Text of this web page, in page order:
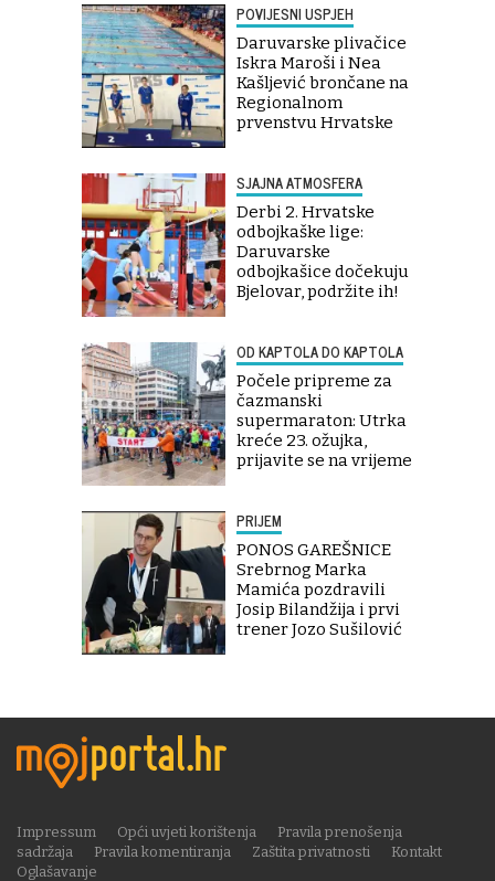
POVIJESNI USPJEH
Daruvarske plivačice
Iskra Maroši i Nea
Kašljević brončane na
Regionalnom
prvenstvu Hrvatske
SJAJNA ATMOSFERA
Derbi 2. Hrvatske
odbojkaške lige:
Daruvarske
odbojkašice dočekuju
Bjelovar, podržite ih!
OD KAPTOLA DO KAPTOLA
Počele pripreme za
čazmanski
supermaraton: Utrka
kreće 23. ožujka,
prijavite se na vrijeme
PRIJEM
PONOS GAREŠNICE
Srebrnog Marka
Mamića pozdravili
Josip Bilandžija i prvi
trener Jozo Sušilović
Impressum Opći uvjeti korištenja
Pravila prenošenja
sadržaja
Pravila komentiranja Zaštita privatnosti
Kontakt
Oglašavanje